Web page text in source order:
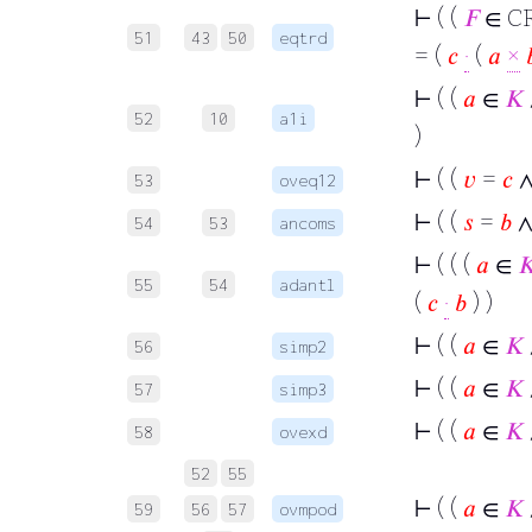
51 43 50 eqtrd
⊢ ( ( 𝐹∈
= ( 𝑐 · ( 𝑎 ×
52 10 a1i
⊢ ( ( 𝑎 ∈ 𝐾
)
53 oveq12 ⊢ ( ( 𝑣 = 𝑐
54 53 ancoms ⊢ ( ( 𝑠 = 𝑏
55 54 adantl
⊢ ( ( ( 𝑎 ∈
( 𝑐 · 𝑏 ) )
56 simp2 ⊢ ( ( 𝑎 ∈ 𝐾
57 simp3 ⊢ ( ( 𝑎 ∈ 𝐾
58 ovexd ⊢ ( ( 𝑎 ∈ 𝐾
59
52
55
56
57
ovmpod ⊢ ( ( 𝑎 ∈ 𝐾